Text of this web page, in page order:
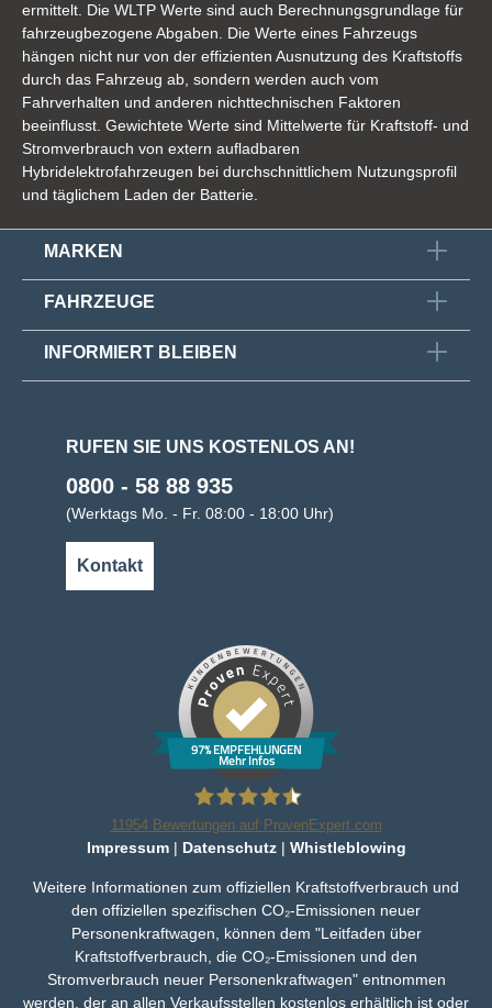
ermittelt. Die WLTP Werte sind auch Berechnungsgrundlage für
fahrzeugbezogene Abgaben. Die Werte eines Fahrzeugs
hängen nicht nur von der effizienten Ausnutzung des Kraftstoffs
durch das Fahrzeug ab, sondern werden auch vom
Fahrverhalten und anderen nichttechnischen Faktoren
beeinflusst. Gewichtete Werte sind Mittelwerte für Kraftstoff- und
Stromverbrauch von extern aufladbaren
Hybridelektrofahrzeugen bei durchschnittlichem Nutzungsprofil
und täglichem Laden der Batterie.
MARKEN
FAHRZEUGE
INFORMIERT BLEIBEN
RUFEN SIE UNS KOSTENLOS AN!
0800 - 58 88 935
(Werktags Mo. - Fr. 08:00 - 18:00 Uhr)
Kontakt
97% EMPFEHLUNGEN
Mehr Infos
Bleker Gruppe
11954Bewertungen auf ProvenExpert.com
Impressum| Datenschutz| Whistleblowing
Weitere Informationen zum offiziellen Kraftstoffverbrauch und
den offiziellen spezifischen CO₂-Emissionen neuer
Personenkraftwagen, können dem "Leitfaden über
Kraftstoffverbrauch, die CO₂-Emissionen und den
Stromverbrauch neuer Personenkraftwagen" entnommen
werden, der an allen Verkaufsstellen kostenlos erhältlich ist oder